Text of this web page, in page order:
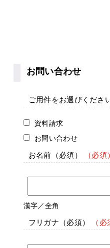
お問い合わせ
ご用件をお選びくださ
資料請求
お問い合わせ
お名前 （必須）
漢字／全角
フリガナ （必須）